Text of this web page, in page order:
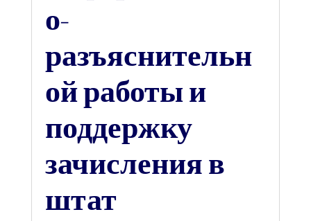
о-
разъяснительн
ой работы и
поддержку
зачисления в
штат